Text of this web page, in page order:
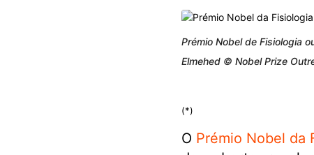
Prémio Nobel de Fisiologia
Elmehed © Nobel Prize
(*)
O Prémio Nobel da